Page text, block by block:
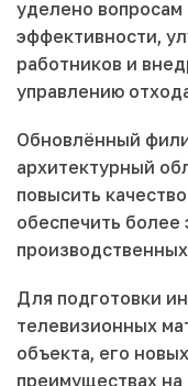
уделено
эффективности,
работников и
управлению
Обновлённый
архитектурный
повысить
обеспечить
Для подготовки
телевизионных
объекта, его
преимуществах